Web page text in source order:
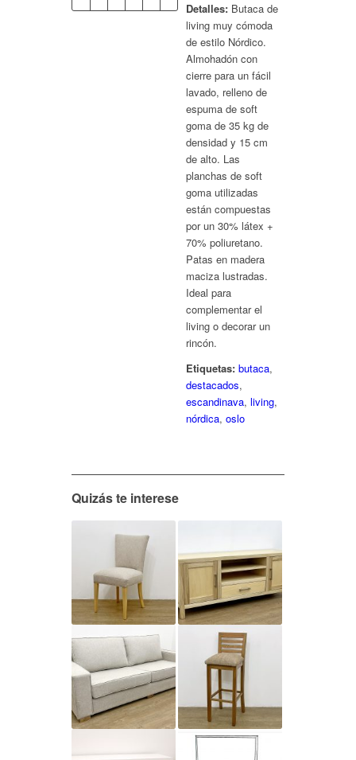
Detalles: Butaca de
living muy cómoda
de estilo Nórdico.
Almohadón con
cierre para un fácil
lavado, relleno de
espuma de soft
goma de 35 kg de
densidad y 15 cm
de alto. Las
planchas de soft
goma utilizadas
están compuestas
por un 30% látex +
70% poliuretano.
Patas en madera
maciza lustradas.
Ideal para
complementar el
living o decorar un
rincón.
Etiquetas: butaca,
destacados,
escandinava, living,
nórdica, oslo
Quizás te interese